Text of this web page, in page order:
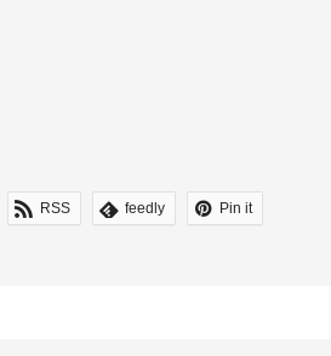
RSS feedly Pin it